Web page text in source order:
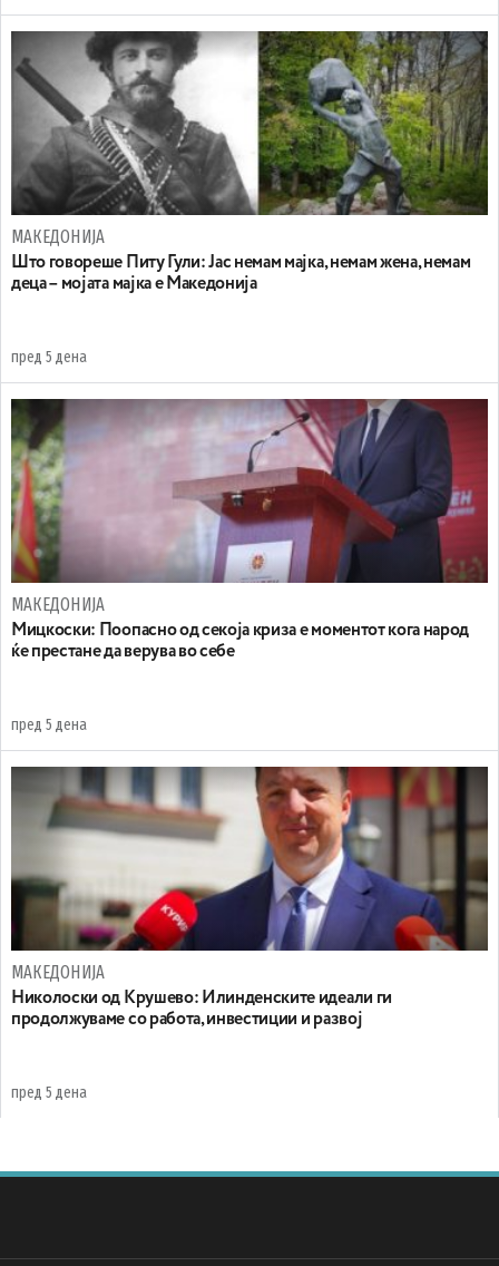
МАКЕДОНИЈА
Што говореше Питу Гули: Јас немам мајка, немам жена, немам
деца – мојата мајка е Македонија
пред 5 дена
МАКЕДОНИЈА
Мицкоски: Поопасно од секоја криза е моментот кога народ
ќе престане да верува во себе
пред 5 дена
МАКЕДОНИЈА
Николоски од Крушево: Илинденските идеали ги
продолжуваме со работа, инвестиции и развој
пред 5 дена